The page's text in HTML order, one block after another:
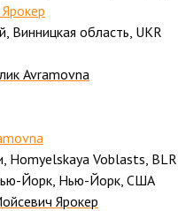
Винницкая область, UKR
Avramovna
Homyelskaya Voblasts, BLR
Йорк, Нью-Йорк, США
Ярокер